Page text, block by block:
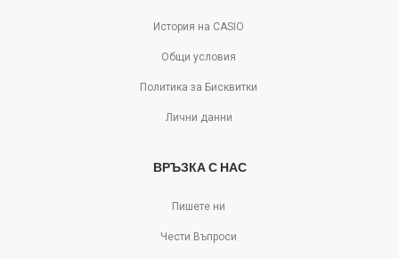
История на CASIO
Общи условия
Политика за Бисквитки
Лични данни
ВРЪЗКА С НАС
Пишете ни
Чести Въпроси